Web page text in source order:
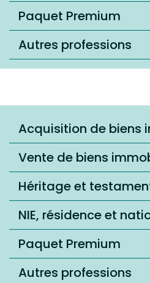
Paquet Premium
Autres professions
Acquisition de biens
Vente de biens
Héritage et
NIE, résidence et
Paquet Premium
Autres professions